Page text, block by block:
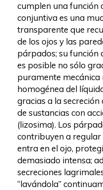
cumplen una función
conjuntiva es una
transparente que
de los ojos y las
párpados; su función
es posible no sólo
puramente mecánica
homogénea del
gracias a la
de sustancias con
(lizosima). Los
contribuyen a regular
entra en el ojo,
demasiado intensa;
secreciones
“lavándola”